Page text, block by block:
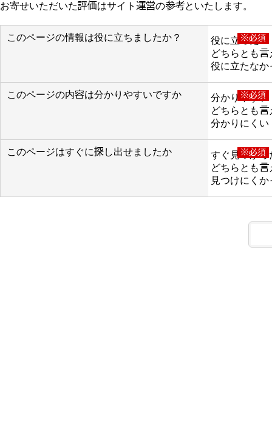
お寄せいただいた評価はサイト運営の参考といたします。
このページの情報は役に立ちましたか？ ※必須
役に立った
どちらとも言
役に立たなか
このページの内容は分かりやすいですか ※必須
分かりやすい
どちらとも言
分かりにくい
このページはすぐに探し出せましたか ※必須
すぐ見つかっ
どちらとも言
見つけにくか